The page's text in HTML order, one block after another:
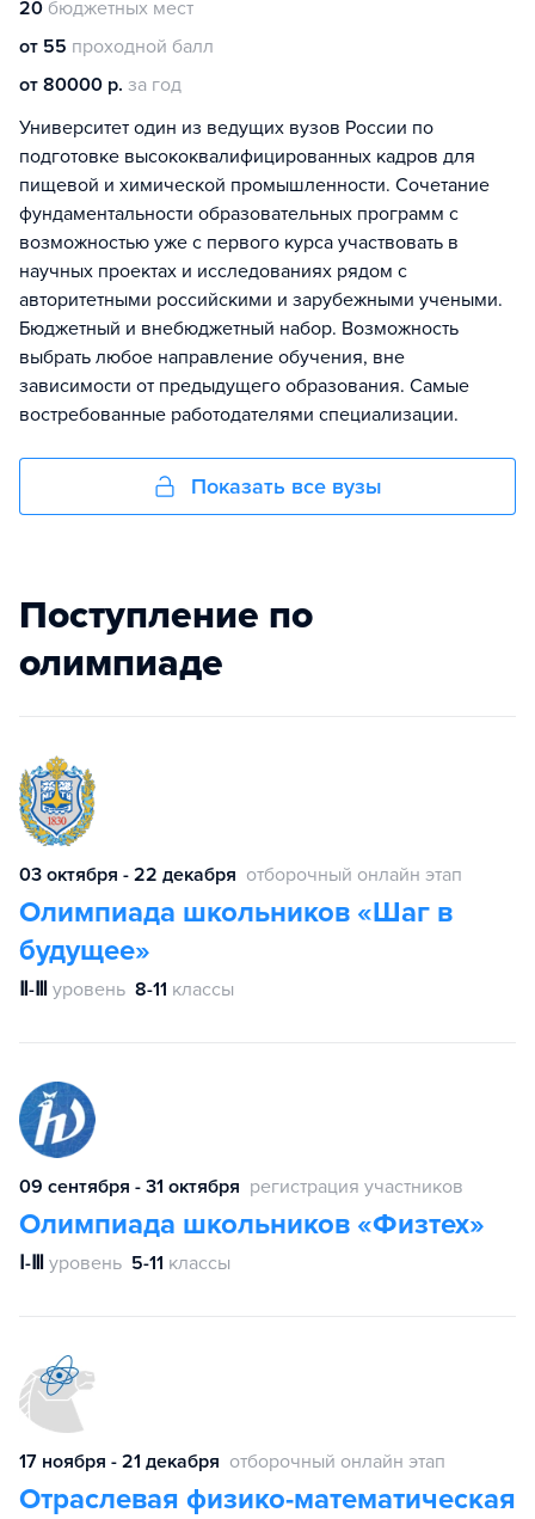
20 бюджетных мест
от 55 проходной балл
от 80000 р. за год
Университет один из ведущих вузов России по
подготовке высококвалифицированных кадров для
пищевой и химической промышленности. Сочетание
фундаментальности образовательных программ с
возможностью уже с первого курса участвовать в
научных проектах и исследованиях рядом с
авторитетными российскими и зарубежными учеными.
Бюджетный и внебюджетный набор. Возможность
выбрать любое направление обучения, вне
зависимости от предыдущего образования. Самые
востребованные работодателями специализации.
Показать все вузы
Поступление по
олимпиаде
03 октября - 22 декабря отборочный онлайн этап
Олимпиада школьников «Шаг в
будущее»
Ⅱ-Ⅲ уровень 8-11 классы
09 сентября - 31 октября регистрация участников
Олимпиада школьников «Физтех»
Ⅰ-Ⅲ уровень 5-11 классы
17 ноября - 21 декабря отборочный онлайн этап
Отраслевая физико-математическая